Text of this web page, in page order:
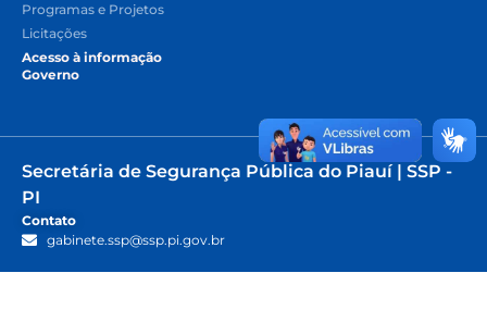
Programas e Projetos
Licitações
Acesso à informação
Governo
Secretária de Segurança Pública do Piauí | SSP -
PI
Contato
gabinete.ssp@ssp.pi.gov.br